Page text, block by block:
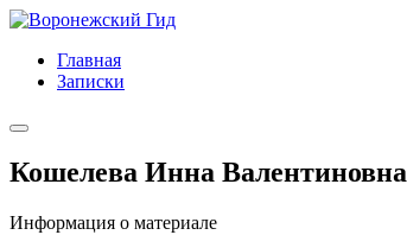
Главная
Записки
Кошелева Инна Валентиновна
Информация о материале